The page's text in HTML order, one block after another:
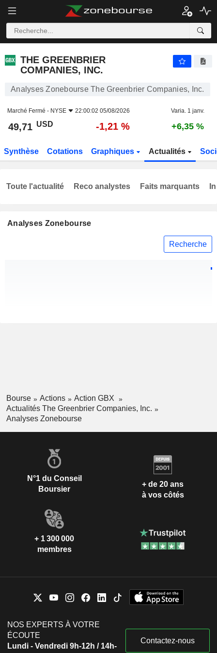
THE GREENBRIER
COMPANIES, INC.
Analyses Zonebourse The Greenbrier Companies, Inc.
Marché Fermé - NYSE 22:00:02 05/08/2026 Varia. 1 janv.
49,71 USD -1,21 % +6,35 %
Synthèse Cotations Graphiques Actualités
Analyses Zonebourse
Recherche
Toute l'actualité Reco analystes Faits marquants
Bourse Actions
Action GBX
Actualités The Greenbrier Companies, Inc.
Analyses Zonebourse
N°1 du Conseil
Boursier
+ de 20 ans
à vos côtés
+ 1 300 000
membres
NOS EXPERTS À VOTRE
ÉCOUTE
Lundi - Vendredi 9h-12h / 14h-
Contactez-nous